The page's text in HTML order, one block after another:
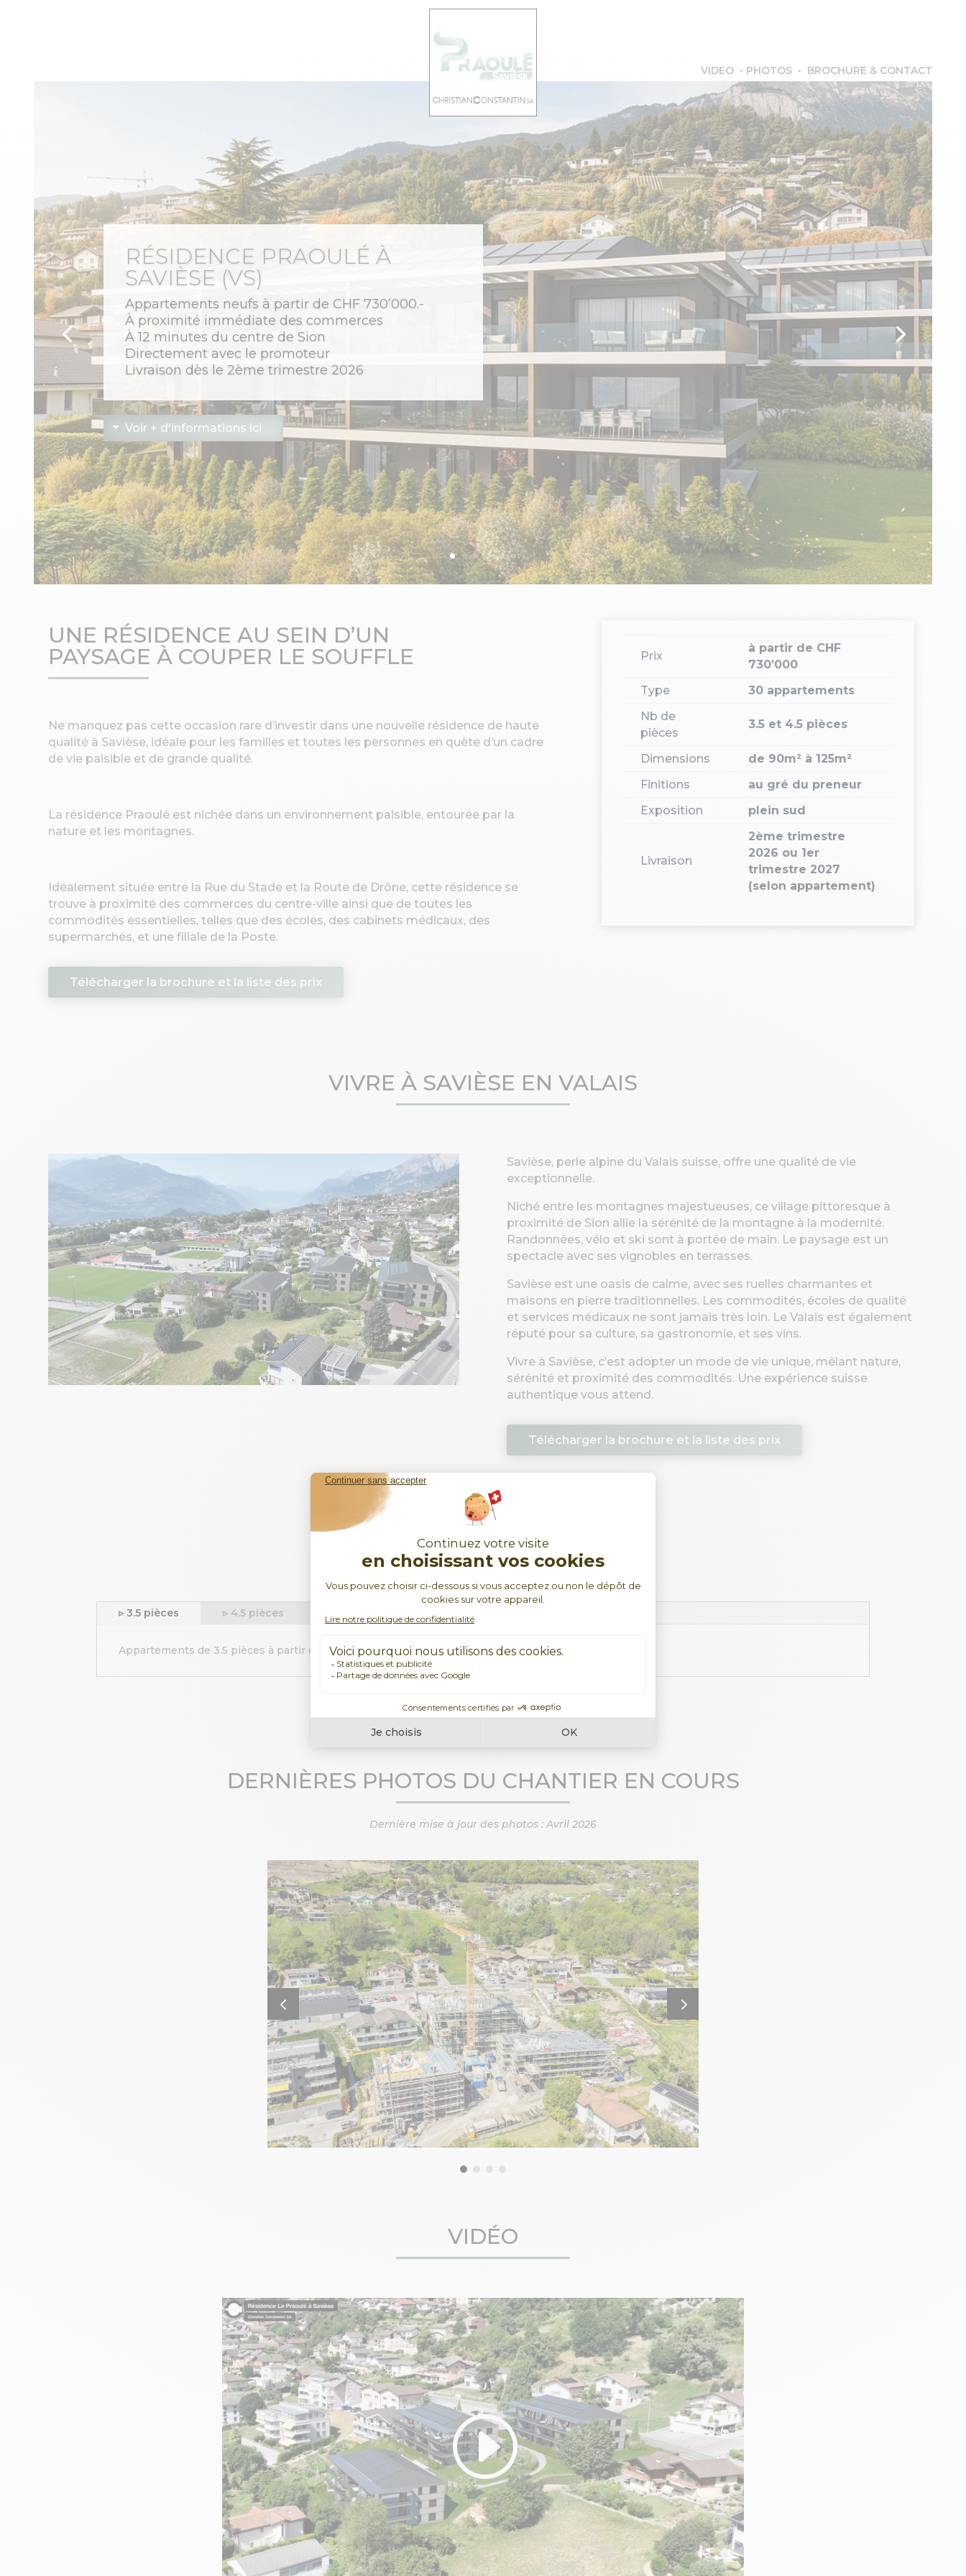
VIDEO • PHOTOS • BROCHURE & CONTACT
RÉSIDENCE PRAOULÉ À
SAVIÈSE (VS)
Appartements neufs à partir de CHF 730’000.-
À proximité immédiate des commerces
À 12 minutes du centre de Sion
Directement avec le promoteur
Livraison dès le 2ème trimestre 2026
Voir + d'informations ici
UNE RÉSIDENCE AU SEIN D’UN
PAYSAGE À COUPER LE SOUFFLE
Ne manquez pas cette occasion rare d’investir dans une nouvelle résidence de haute
qualité à Savièse, idéale pour les familles et toutes les personnes en quête d’un cadre
de vie paisible et de grande qualité.
La résidence Praoulé est nichée dans un environnement paisible, entourée par la
nature et les montagnes.
Idéalement située entre la Rue du Stade et la Route de Drône, cette résidence se
trouve à proximité des commerces du centre-ville ainsi que de toutes les
commodités essentielles, telles que des écoles, des cabinets médicaux, des
supermarchés, et une filiale de la Poste.
Télécharger la brochure et la liste des prix
Prix
à partir de CHF
730’000
Type
30 appartements
Nb de
pièces
3.5 et 4.5 pièces
Dimensions
de 90m² à 125m²
Finitions
au gré du preneur
Exposition
plein sud
Livraison
2ème trimestre
2026 ou 1er
trimestre 2027
(selon appartement)
VIVRE À SAVIÈSE EN VALAIS
Savièse, perle alpine du Valais suisse, offre une qualité de vie
exceptionnelle.
Niché entre les montagnes majestueuses, ce village pittoresque à
proximité de Sion allie la sérénité de la montagne à la modernité.
Randonnées, vélo et ski sont à portée de main. Le paysage est un
spectacle avec ses vignobles en terrasses.
Savièse est une oasis de calme, avec ses ruelles charmantes et
maisons en pierre traditionnelles. Les commodités, écoles de qualité
et services médicaux ne sont jamais très loin. Le Valais est également
réputé pour sa culture, sa gastronomie, et ses vins.
Vivre à Savièse, c’est adopter un mode de vie unique, mêlant nature,
sérénité et proximité des commodités. Une expérience suisse
authentique vous attend.
Télécharger la brochure et la liste des prix
PRIX DES APPARTEMENTS
▹ 3.5 pièces ▹ 4.5 pièces ▹ 2.5 pièces
Appartements de 3.5 pièces à partir de CHF 730’000.-
Télécharger la liste des prix complète
DERNIÈRES PHOTOS DU CHANTIER EN COURS
Dernière mise à jour des photos : Avril 2026
VIDÉO